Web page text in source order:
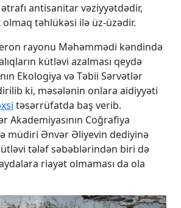
antisanitar vəziyyətdədir,
olmaq təhlükəsi ilə üz-üzədir.
rayonu Məhəmmədi kəndində
kütləvi azalması qeydə
Ekologiya və Təbii Sərvətlər
ki, məsələnin onlara aidiyyəti
təsərrüfatda baş verib.
Akademiyasının Coğrafiya
müdiri Ənvər Əliyevin dediyinə
tələf səbəblərindən biri də
riayət olmaması da ola